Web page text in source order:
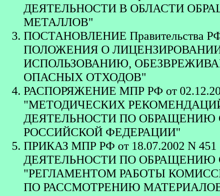
ДЕЯТЕЛЬНОСТИ В ОБЛАСТИ
МЕТАЛЛОВ"
ПОСТАНОВЛЕНИЕ Правительства
ПОЛОЖЕНИЯ О
ИСПОЛЬЗОВАНИЮ,
ОПАСНЫХ ОТХОДОВ"
РАСПОРЯЖЕНИЕ МПР РФ от
"МЕТОДИЧЕСКИХ
ДЕЯТЕЛЬНОСТИ ПО
РОССИЙСКОЙ ФЕДЕРАЦИИ"
ПРИКАЗ МПР РФ от 18.07.2002 N
ДЕЯТЕЛЬНОСТИ ПО ОБРАЩЕНИЮ
"РЕГЛАМЕНТОМ РАБОТЫ
ПО РАССМОТРЕНИЮ